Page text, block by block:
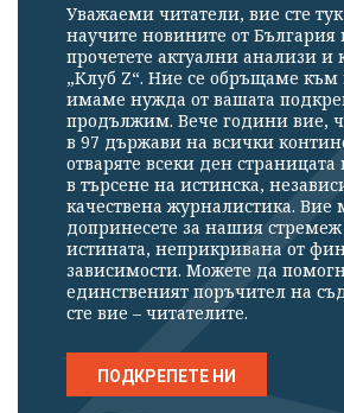
Уважаеми читатели, вие сте
научите новините от България
прочетете актуални анализи и
„Клуб Z“. Ние се обръщаме към
имаме нужда от вашата
продължим. Вече години вие,
в 97 държави на всички
отваряте всеки ден
в търсене на истинска,
качествена журналистика. Вие
допринесете за нашия
истината, неприкривана от
зависимости. Можете да
единственият поръчител на
сте вие – читателите.
ПОДКРЕПЕТЕ НИ